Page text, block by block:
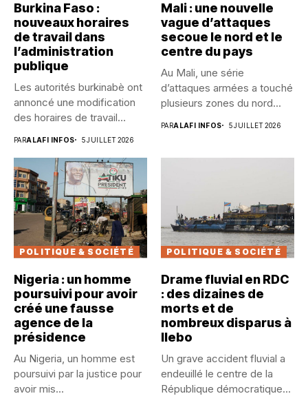
Burkina Faso :
nouveaux horaires
de travail dans
l’administration
publique
Les autorités burkinabè ont
annoncé une modification
des horaires de travail
PARALAFI INFOS 5 JUILLET 2026
Mali : une nouvelle
vague d’attaques
secoue le nord et le
centre du pays
Au Mali, une série
d’attaques armées a touché
plusieurs zones du nord...
PARALAFI INFOS 5 JUILLET 2026
POLITIQUE & SOCIÉTÉ
Nigeria : un homme
poursuivi pour avoir
créé une fausse
agence de la
présidence
Au Nigeria, un homme est
poursuivi par la justice pour
avoir mis...
POLITIQUE & SOCIÉTÉ
Drame fluvial en RDC
: des dizaines de
morts et de
nombreux disparus à
Ilebo
Un grave accident fluvial a
endeuillé le centre de la
République démocratique...